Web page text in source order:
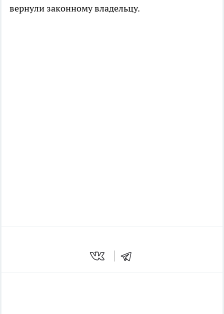
вернули законному владельцу.